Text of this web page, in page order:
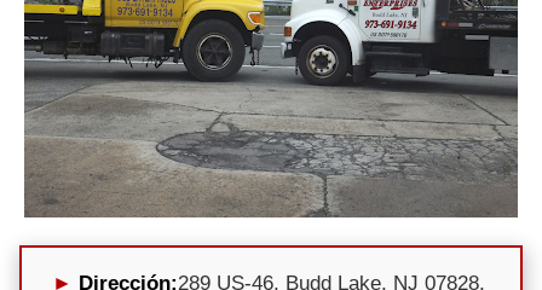
Dirección:289 US-46, Budd Lake, NJ 07828,